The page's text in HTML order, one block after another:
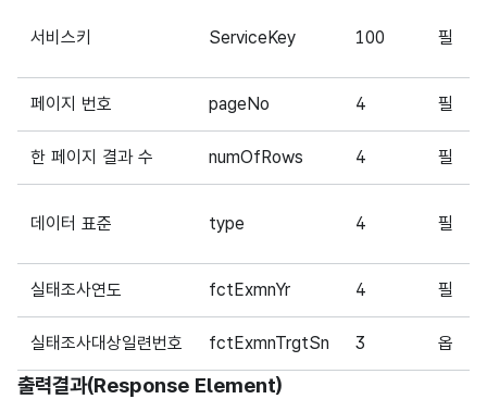
서비스키 ServiceKey 100 필
페이지 번호 pageNo 4 필
한 페이지 결과 수 numOfRows 4 필
데이터 표준 type 4 필
실태조사연도 fctExmnYr 4 필
실태조사대상일련번호 fctExmnTrgtSn 3 옵
출력결과(Response Element)